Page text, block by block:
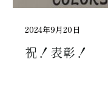
2024年9月20日
祝！表彰！